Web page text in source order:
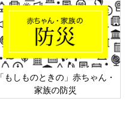
「もしものときの」赤ちゃん・
家族の防災